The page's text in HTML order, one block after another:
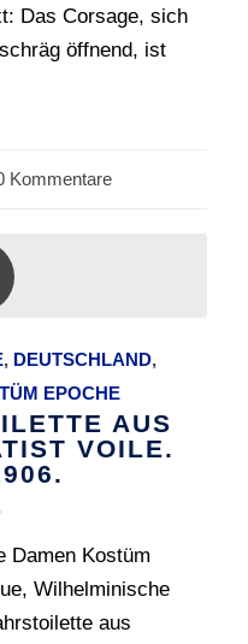
Das Corsage, sich
öffnend, ist
Kommentare
, DEUTSCHLAND,
EPOCHE
AUS
VOILE.
Damen Kostüm
Wilhelminische
aus